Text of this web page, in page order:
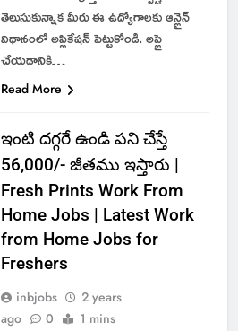
తెలుసుకున్నాక మీరు ఈ ఉద్యోగాలకు ఆన్లైన్
విధానంలో అప్లికేషన్ పెట్టుకోండి. అప్లై
చేయడానికి…
Read More
ఇంటి దగ్గరే ఉండి పని చేస్తే
56,000/- జీతము ఇస్తారు |
Fresh Prints Work From
Home Jobs | Latest Work
from Home Jobs for
Freshers
inbjobs
2 years
ago
0 1 mins